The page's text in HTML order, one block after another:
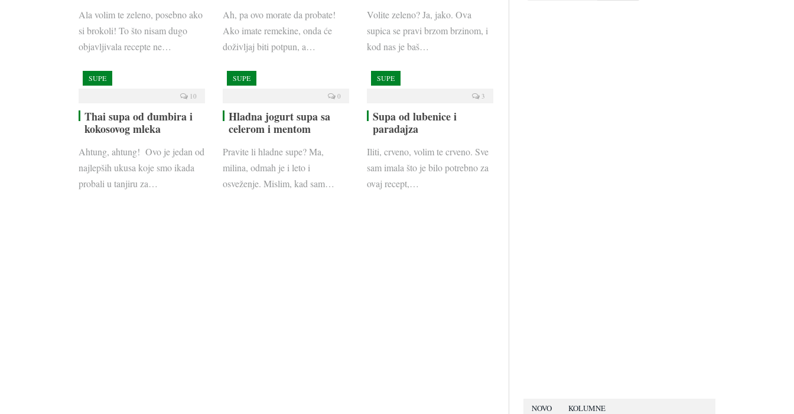
Ala volim te zeleno, posebno ako
si brokoli! To što nisam dugo
objavljivala recepte ne…
Ah, pa ovo morate da probate!
Ako imate remekine, onda će
doživljaj biti potpun, a…
Volite zeleno? Ja, jako. Ova
supica se pravi brzom brzinom, i
kod nas je baš…
SUPE
10
Thai supa od đumbira i
kokosovog mleka
Ahtung, ahtung! Ovo je jedan od
najlepših ukusa koje smo ikada
probali u tanjiru za…
SUPE
0
Hladna jogurt supa sa
celerom i mentom
Pravite li hladne supe? Ma,
milina, odmah je i leto i
osveženje. Mislim, kad sam…
SUPE
3
Supa od lubenice i
paradajza
Iliti, crveno, volim te crveno. Sve
sam imala što je bilo potrebno za
ovaj recept,…
NOVO KOLUMNE